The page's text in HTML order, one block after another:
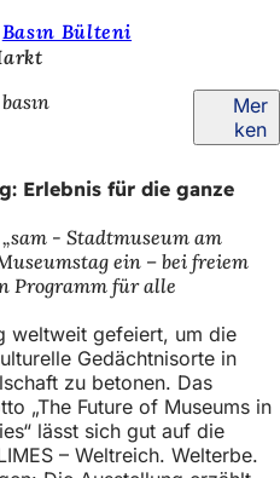
Basın Bülteni
Mer
ken
Erlebnis für die ganze
- Stadtmuseum am
ein – bei freiem
Programm für alle
weltweit gefeiert, um die
Gedächtnisorte in
zu betonen. Das
„The Future of Museums in
lässt sich gut auf die
– Weltreich. Welterbe.